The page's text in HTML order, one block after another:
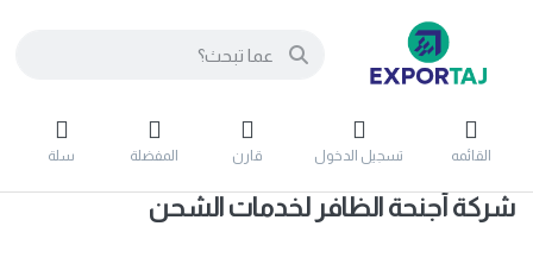
القائمه تسجيل الدخول قارن المفضلة سلة
شركة أجنحة الظافر لخدمات الشحن